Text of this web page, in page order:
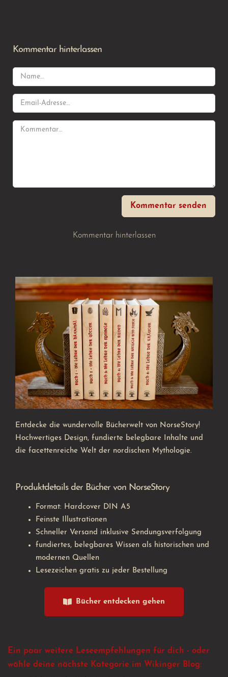
Kommentar hinterlassen
Kommentar senden
Kommentar hinterlassen
Entdecke die wundervolle Bücherwelt von NorseStory!
Hochwertiges Design, fundierte belegbare Inhalte und
die facettenreiche Welt der nordischen Mythologie.
Produktdetails der Bücher von NorseStory
Format: Hardcover DIN A5
Feinste Illustrationen
Schneller Versand inklusive Sendungsverfolgung
fundiertes, belegbares Wissen als historischen und
modernen Quellen
Lesezeichen gratis zu jeder Bestellung
Bücher entdecken gehen
Ein paar weitere Leseempfehlungen für dich - oder
wähle deine nächste Kategorie im Wikinger Blog: